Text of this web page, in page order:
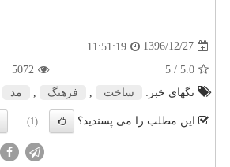
1396/12/27
11:51:19
5.0
/ 5
5072
تگهای خبر:
ساخت فرهنگ مد
این مطلب را می پسندید؟ (1)